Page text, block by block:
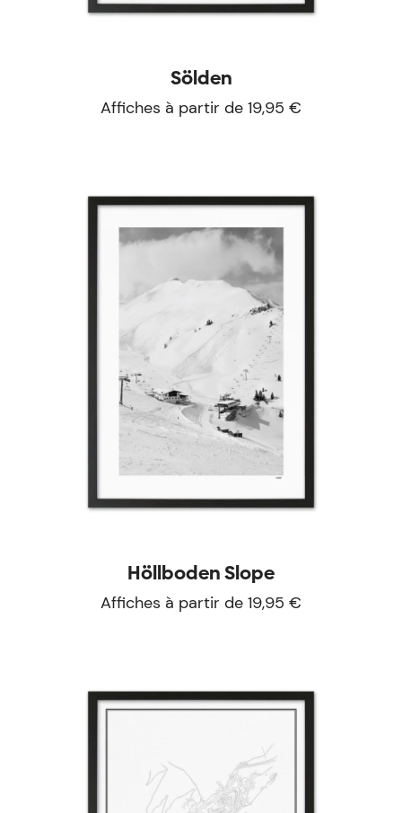
Sölden
Affiches à partir de 19,95 €
Höllboden Slope
Affiches à partir de 19,95 €